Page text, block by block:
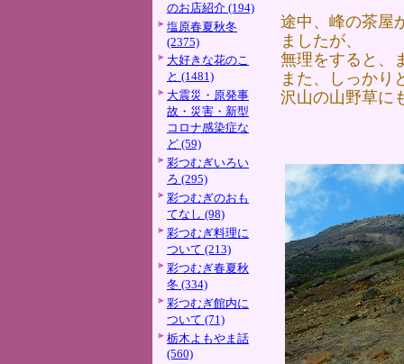
のお店紹介 (194)
塩原春夏秋冬
(2375)
大好きな花のこ
と (1481)
大震災・原発事
故・災害・新型
コロナ感染症な
ど (59)
彩つむぎいろい
ろ (295)
彩つむぎのおも
てなし (98)
彩つむぎ料理に
ついて (213)
彩つむぎ春夏秋
冬 (334)
彩つむぎ館内に
ついて (71)
栃木よもやま話
(560)
途中、峰の茶屋
ましたが、
無理をすると、
また、しっかり
沢山の山野草に